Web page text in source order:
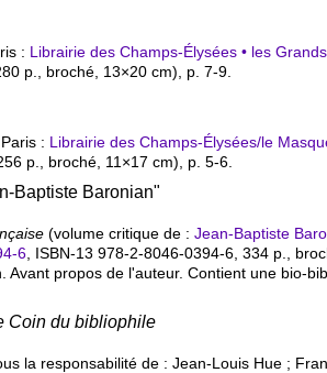
: Librairie des Champs-Élysées • les
p., broché, 13×20 cm), p. 7-9.
: Librairie des Champs-Élysées/le
p., broché, 11×17 cm), p. 5-6.
Baptiste Baronian"
(volume critique de :Jean-Baptiste
6 ISBN-13 978-2-8046-0394-6 , 334 p.,
Avant propos de l'auteur. Contient une bio-
Coin du bibliophile
la responsabilité de : Jean-Louis Hue ;